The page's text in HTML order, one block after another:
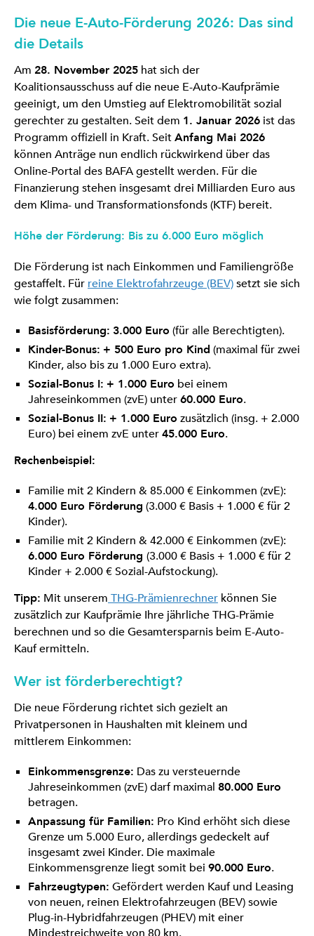
Die neue E-Auto-Förderung 2026: Das sind
die Details
Am 28. November 2025 hat sich der
Koalitionsausschuss auf die neue E-Auto-Kaufprämie
geeinigt, um den Umstieg auf Elektromobilität sozial
gerechter zu gestalten. Seit dem 1. Januar 2026 ist das
Programm offiziell in Kraft. SeitAnfang Mai 2026
können Anträge nun endlich rückwirkend über das
Online-Portal des BAFA gestellt werden. Für die
Finanzierung stehen insgesamt drei Milliarden Euro aus
dem Klima- und Transformationsfonds (KTF) bereit.
Höhe der Förderung: Bis zu 6.000 Euro möglich
Die Förderung ist nach Einkommen und Familiengröße
gestaffelt. Für reine Elektrofahrzeuge (BEV)setzt sie sich
wie folgt zusammen:
Basisförderung: 3.000 Euro (für alle Berechtigten).
Kinder-Bonus: + 500 Euro pro Kind (maximal für zwei
Kinder, also bis zu 1.000 Euro extra).
Sozial-Bonus I: + 1.000 Euro bei einem
Jahreseinkommen (zvE) unter60.000 Euro.
Sozial-Bonus II: + 1.000 Euro zusätzlich (insg. + 2.000
Euro) bei einem zvE unter45.000 Euro.
Rechenbeispiel:
Familie mit 2 Kindern & 85.000 € Einkommen (zvE):
4.000 Euro Förderung (3.000 € Basis + 1.000 € für 2
Kinder).
Familie mit 2 Kindern & 42.000 € Einkommen (zvE):
6.000 Euro Förderung (3.000 € Basis + 1.000 € für 2
Kinder + 2.000 € Sozial-Aufstockung).
Tipp: Mit unserem THG-Prämienrechner können Sie
zusätzlich zur Kaufprämie Ihre jährliche THG-Prämie
berechnen und so die Gesamtersparnis beim E-Auto-
Kauf ermitteln.
Wer ist förderberechtigt?
Die neue Förderung richtet sich gezielt an
Privatpersonen in Haushalten mit kleinem und
mittlerem Einkommen:
Einkommensgrenze: Das zu versteuernde
Jahreseinkommen (zvE) darf maximal 80.000 Euro
betragen.
Anpassung für Familien: Pro Kind erhöht sich diese
Grenze um 5.000 Euro, allerdings gedeckelt auf
insgesamt zwei Kinder. Die maximale
Einkommensgrenze liegt somit bei 90.000 Euro.
Fahrzeugtypen: Gefördert werden Kauf und Leasing
von neuen, reinen Elektrofahrzeugen (BEV) sowie
Plug-in-Hybridfahrzeugen (PHEV) mit einer